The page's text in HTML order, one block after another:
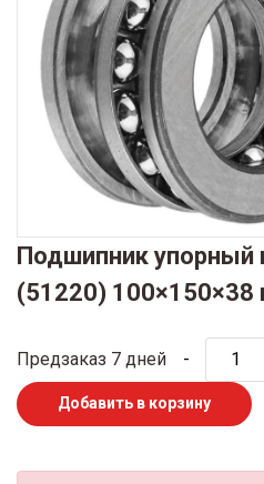
Подшипник упорный
(51220)
Предзаказ 7 дней -
Добавить в корзину